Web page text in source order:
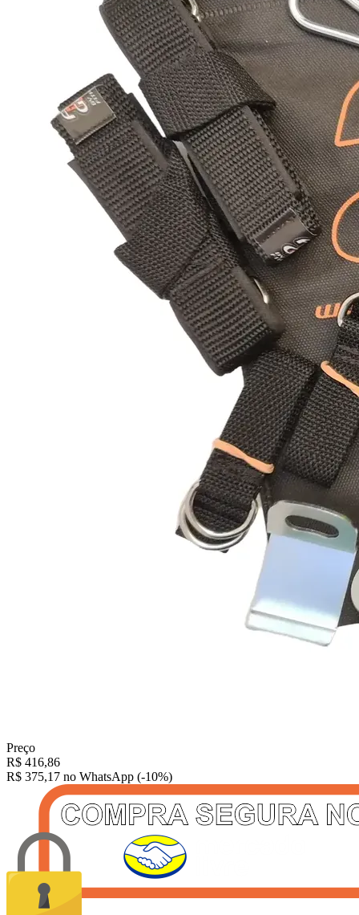
Preço
R$ 416,86
R$ 375,17 no WhatsApp (-10%)